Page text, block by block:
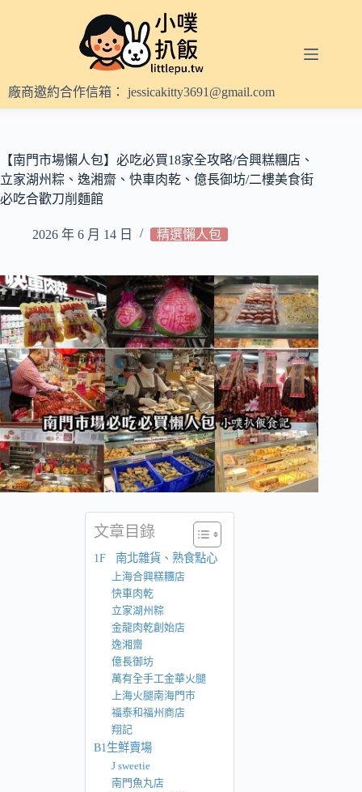
內
容
廠商邀約合作信箱： jessicakitty3691@gmail.com
【南門市場懶人包】必吃必買18家全攻略/合興糕糰店、
立家湖州粽、逸湘齋、快車肉乾、億長御坊/二樓美食街
必吃合歡刀削麵館
2026 年 6 月 14 日 精選懶人包
文章目錄
1F 南北雜貨、熟食點心
上海合興糕糰店
快車肉乾
立家湖州粽
金龍肉乾創始店
逸湘齋
億長御坊
萬有全手工金華火腿
上海火腿南海門市
福泰和福州商店
翔記
B1生鮮賣場
J sweetie
南門魚丸店